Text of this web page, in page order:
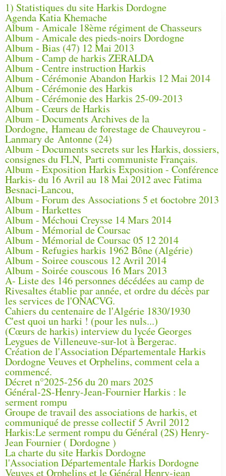
1) Statistiques du site Harkis Dordogne
Agenda Katia Khemache
Album - Amicale 18ème régiment de Chasseurs
Album - Amicale des pieds-noirs Dordogne
Album - Bias (47) 12 Mai 2013
Album - Camp de harkis ZERALDA
Album - Centre instruction Harkis
Album - Cérémonie Abandon Harkis 12 Mai 2014
Album - Cérémonie des Harkis
Album - Cérémonie des Harkis 25-09-2013
Album - Cœurs de Harkis
Album - Documents Archives de la
Dordogne, Hameau de forestage de Chauveyrou -
Lanmary de Antonne (24)
Album - Documents secrets sur les Harkis, dossiers,
consignes du FLN, Parti communiste Français.
Album - Exposition Harkis Exposition - Conférence
Harkis- du 16 Avril au 18 Mai 2012 avec Fatima
Besnaci-Lancou,
Album - Forum des Associations 5 et 6octobre 2013
Album - Harkettes
Album - Méchoui Creysse 14 Mars 2014
Album - Mémorial de Coursac
Album - Mémorial de Coursac 05 12 2014
Album - Refugies harkis 1962 Bône (Algérie)
Album - Soiree couscous 12 Avril 2014
Album - Soirée couscous 16 Mars 2013
A- Liste des 146 personnes décédées au camp de
Rivesaltes établie par année, et ordre du décès par
les services de l'ONACVG.
Cahiers du centenaire de l'Algérie 1830/1930
C'est quoi un harki ! (pour les nuls...)
(Cœurs de harkis) interview du lycée Georges
Leygues de Villeneuve-sur-lot à Bergerac.
Création de l'Association Départementale Harkis
Dordogne Veuves et Orphelins, comment cela a
commencé.
Décret n°2025-256 du 20 mars 2025
Général-2S-Henry-Jean-Fournier Harkis : le
serment rompu
Groupe de travail des associations de harkis, et
communiqué de presse collectif 5 Avril 2012
Harkis:Le serment rompu du Général (2S) Henry-
Jean Fournier ( Dordogne )
La charte du site Harkis Dordogne
l'Association Départementale Harkis Dordogne
Veuves et Orphelins et le Général Henry-jean